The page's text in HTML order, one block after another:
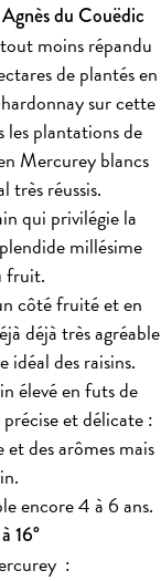
du Couëdic
moins répandu
de plantés en
sur cette
plantations de
Mercurey blancs
très réussis.
qui privilégie la
millésime
fruit.
côté fruité et en
déjà très agréable
des raisins.
élevé en futs de
et délicate :
des arômes mais
encore 4 à 6 ans.
16°
: